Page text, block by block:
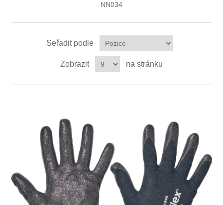
NN034
Seřadit podle
Zobrazit na stránku